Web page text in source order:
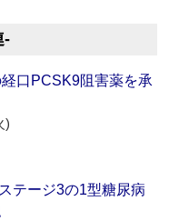
口PCSK9阻害薬を承
)
テージ3の1型糖尿病